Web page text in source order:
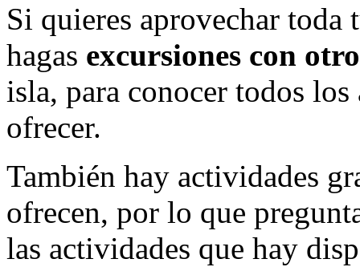
Si quieres aprovechar toda
hagas excursiones con
isla, para conocer todos
ofrecer.
También hay actividades
ofrecen, por lo que
las actividades que hay